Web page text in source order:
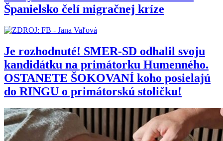
Španielsko čelí migračnej kríze
Je rozhodnuté! SMER-SD odhalil svoju
kandidátku na primátorku Humenného.
OSTANETE ŠOKOVANÍ koho posielajú
do RINGU o primátorskú stoličku!